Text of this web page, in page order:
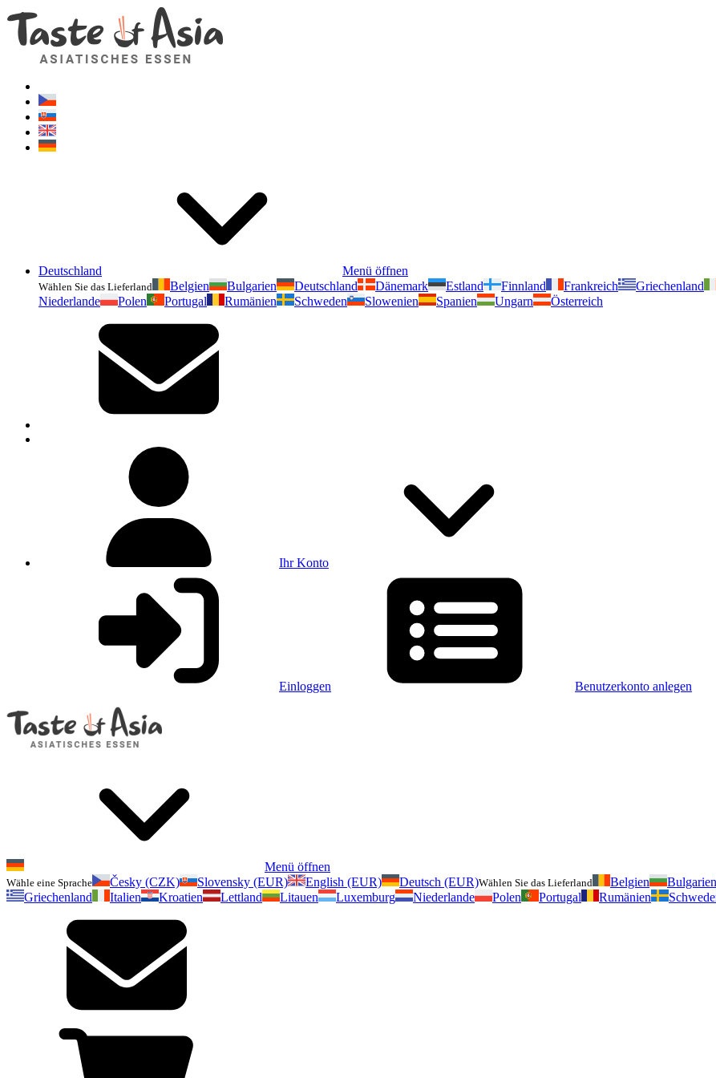
Deutschland Menü öffnen
Wählen Sie das Lieferland Belgien Bulgarien Deutschland Dänemark Estland Finnland Frankreich Griechenland
Niederlande
Polen Portugal Rumänien Schweden Slowenien Spanien Ungarn Österreich
Ihr Konto
Einloggen Benutzerkonto anlegen
Menü öffnen
Wähle eine Sprache Česky (CZK) Slovensky (EUR) English (EUR) Deutsch (EUR)Wählen Sie das Lieferland Belgien Bulgarien
Griechenland
Italien Kroatien Lettland Litauen Luxemburg Niederlande Polen Portugal Rumänien